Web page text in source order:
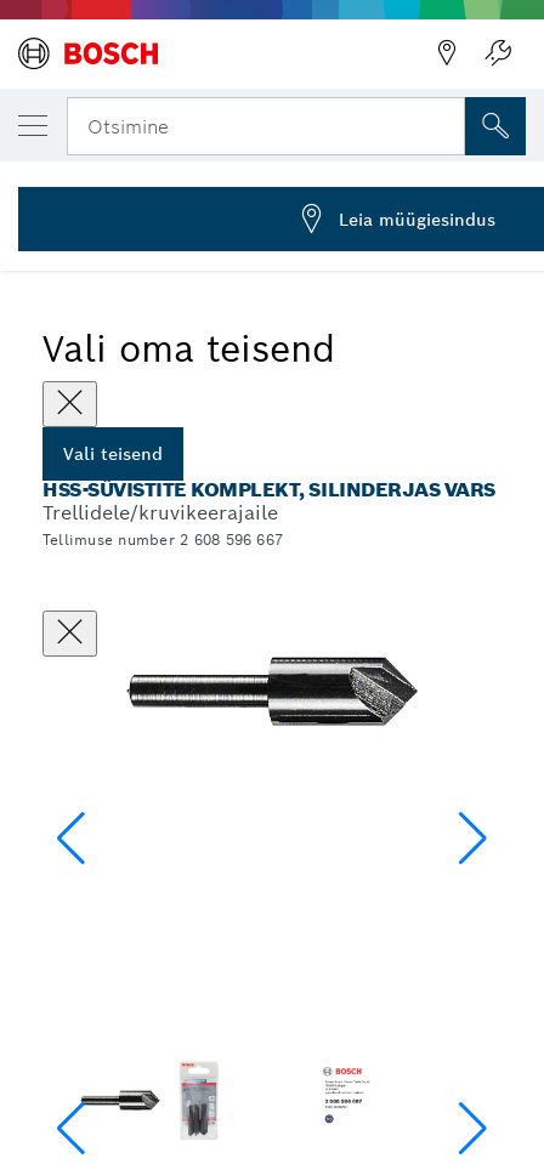
Otsimine
...
Silindrikujulise varrega, süvistiga HSS puiduspiraalpuuride
komplektid pehmete materjalide jaoks
Vali oma teisend
Vali teisend
HSS-SÜVISTITE KOMPLEKT, SILINDERJAS VARS
Trellidele/kruvikeerajaile
Tellimuse number 2 608 596 667
SINU VALITUD TEISEND
3-osaline süvistite komplekt, 6–8 mm
2 608 596 667
Leia müügiesindus